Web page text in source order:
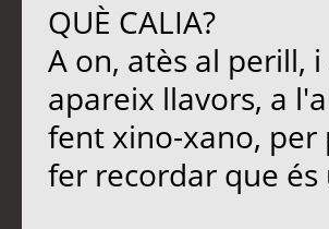
QUÈ CALIA?
A on, atès al perill,
apareix llavors, a
fent xino-xano, per
fer recordar que